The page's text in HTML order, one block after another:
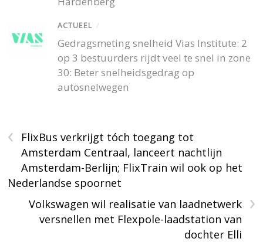
ACTUEEL /
Gedragsmeting snelheid Vias Institute: 2
op 3 bestuurders rijdt veel te snel in zone
30: Beter snelheidsgedrag op
autosnelwegen
‹
FlixBus verkrijgt tóch toegang tot
Amsterdam Centraal, lanceert nachtlijn
Amsterdam-Berlijn; FlixTrain wil ook op het
Nederlandse spoornet
›
Volkswagen wil realisatie van laadnetwerk
versnellen met Flexpole-laadstation van
dochter Elli